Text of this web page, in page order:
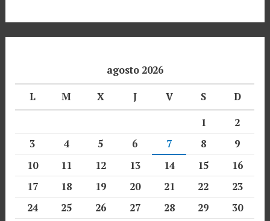
agosto 2026
L
M X J V S
D
1
2
3
4 5 6 7 8
9
10
11 12 13 14 15
16
17
18 19 20 21 22
23
24
25 26 27 28 29
30